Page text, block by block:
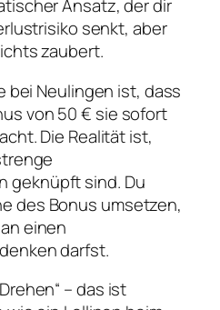
Ansatz, der dir
senkt, aber
zaubert.
bei Neulingen ist, dass
von 50 € sie sofort
Die Realität ist,
geknüpft sind. Du
des Bonus umsetzen,
einen
darfst.
– das ist